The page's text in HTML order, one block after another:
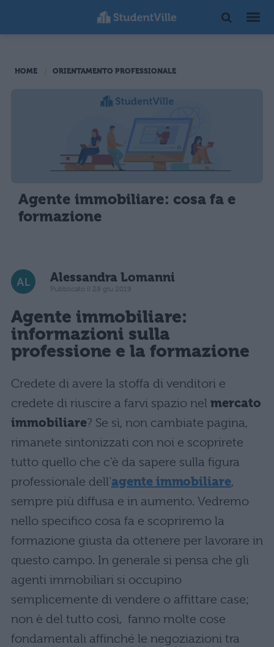
HOME ORIENTAMENTO PROFESSIONALE
Agente immobiliare: cosa fa e
formazione
Alessandra Lomanni
Pubblicato il 28 giu 2019
Agente immobiliare:
informazioni sulla
professione e laformazione
Credete di avere la stoffa di venditori e
credete di riuscire a farvi spazio nel mercato
immobiliare? Se sì, non cambiate pagina,
rimanete sintonizzati con noi e scoprirete
tutto quello che c’è da sapere sulla figura
professionale dell’agente immobiliare,
sempre più diffusa e in aumento. Vedremo
nello specifico cosa fa e scopriremo la
formazione giusta da ottenere per lavorare in
questo campo. In generale si pensa che gli
agenti immobiliari si occupino
semplicemente di vendere o affittare case;
non è del tutto così, fanno molte cose
fondamentali affinché le negoziazioni tra